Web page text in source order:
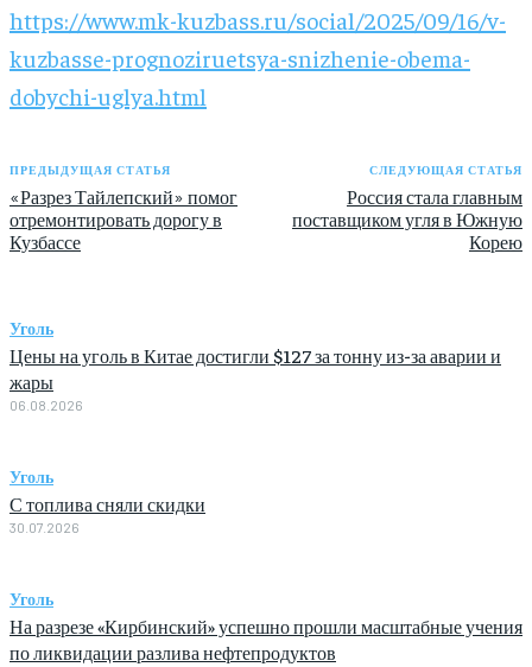
https://www.mk-kuzbass.ru/social/2025/09/16/v-
kuzbasse-prognoziruetsya-snizhenie-obema-
dobychi-uglya.html
ПРЕДЫДУЩАЯ СТАТЬЯ
«Разрез Тайлепский» помог
отремонтировать дорогу в
Кузбассе
СЛЕДУЮЩАЯ СТАТЬЯ
Россия стала главным
поставщиком угля в Южную
Корею
Уголь
Цены на уголь в Китае достигли $127 за тонну из-за аварии и
жары
06.08.2026
Уголь
С топлива сняли скидки
30.07.2026
Уголь
На разрезе «Кирбинский» успешно прошли масштабные учения
по ликвидации разлива нефтепродуктов